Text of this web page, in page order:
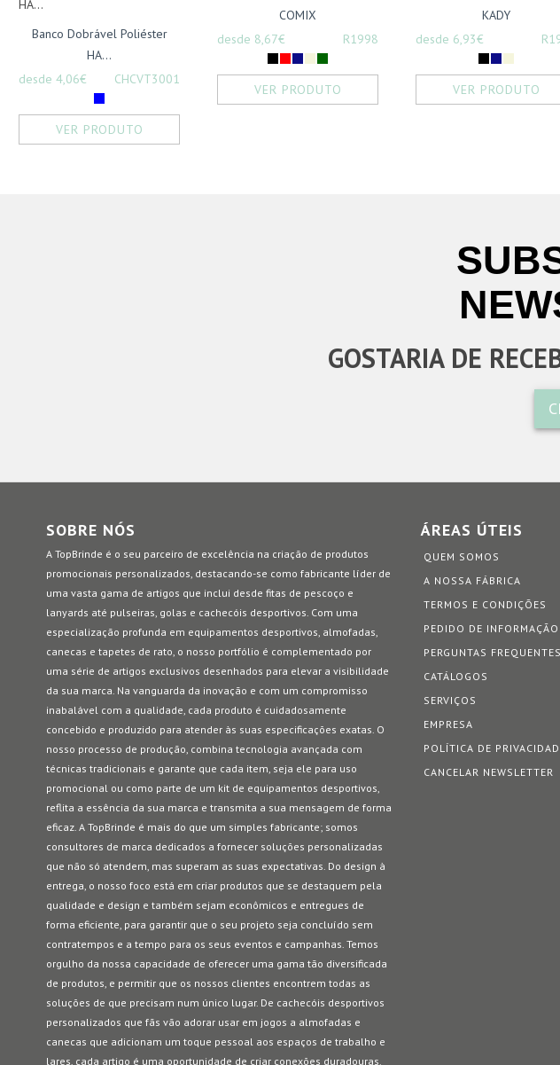
Banco Dobrável Poliéster
HA...
desde 4,06€
CHCVT3001
VER PRODUTO
COMIX
desde 8,67€
R1998
VER PRODUTO
KADY
desde 6,93€
VER PRODUTO
GOSTARIA DE
SOBRE NÓS
A TopBrinde é o seu parceiro de excelência na criação de produtos
promocionais personalizados, destacando-se como fabricante líder de
uma vasta gama de artigos que inclui desde fitas de pescoço e
lanyards até pulseiras, golas e cachecóis desportivos. Com uma
especialização profunda em equipamentos desportivos, almofadas,
canecas e tapetes de rato, o nosso portfólio é complementado por
uma série de artigos exclusivos desenhados para elevar a visibilidade
da sua marca. Na vanguarda da inovação e com um compromisso
inabalável com a qualidade, cada produto é cuidadosamente
concebido e produzido para atender às suas especificações exatas. O
nosso processo de produção, combina tecnologia avançada com
técnicas tradicionais e garante que cada item, seja ele para uso
promocional ou como parte de um kit de equipamentos desportivos,
reflita a essência da sua marca e transmita a sua mensagem de forma
eficaz. A TopBrinde é mais do que um simples fabricante; somos
consultores de marca dedicados a fornecer soluções personalizadas
que não só atendem, mas superam as suas expectativas. Do design à
entrega, o nosso foco está em criar produtos que se destaquem pela
qualidade e design e também sejam econômicos e entregues de
forma eficiente, para garantir que o seu projeto seja concluído sem
contratempos e a tempo para os seus eventos e campanhas. Temos
orgulho da nossa capacidade de oferecer uma gama tão diversificada
de produtos, e permitir que os nossos clientes encontrem todas as
soluções de que precisam num único lugar. De cachecóis desportivos
personalizados que fãs vão adorar usar em jogos a almofadas e
canecas que adicionam um toque pessoal aos espaços de trabalho e
lares, cada artigo é uma oportunidade de criar conexões duradouras.
ÁREAS ÚTEIS
QUEM SOMOS
A NOSSA FÁBRICA
TERMOS E CONDIÇÕES
PEDIDO DE INFORMAÇÃO
PERGUNTAS FREQUENTES
CATÁLOGOS
SERVIÇOS
EMPRESA
POLÍTICA DE
CANCELAR NEWSLETTER